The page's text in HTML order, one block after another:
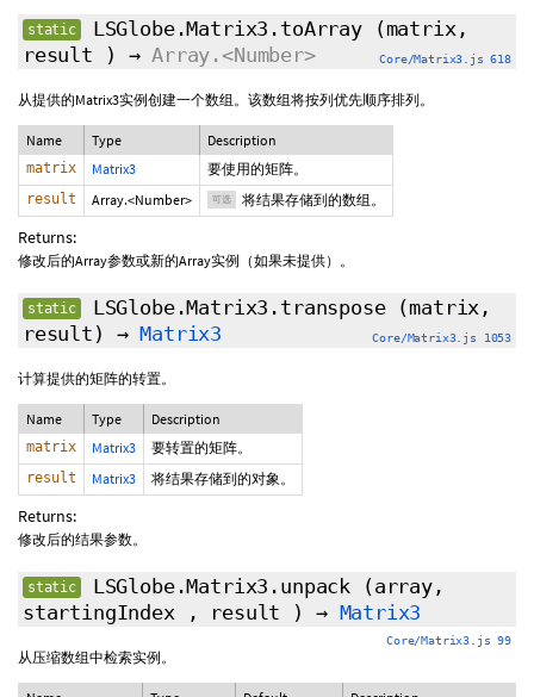
static LSGlobe.Matrix3.toArray
(matrix,
result
) →Array.<Number> Core/Matrix3.js 618
从提供的Matrix3实例创建一个数组。该数组将按列优先顺序排列。
Name Type Description
matrix Matrix3 要使用的矩阵。
result Array.<Number> 可选 将结果存储到的数组。
Returns:
修改后的Array参数或新的Array实例（如果未提供）。
static LSGlobe.Matrix3.transpose (matrix,
result) →Matrix3 Core/Matrix3.js 1053
计算提供的矩阵的转置。
Name Type Description
matrix Matrix3 要转置的矩阵。
result Matrix3 将结果存储到的对象。
Returns:
修改后的结果参数。
static LSGlobe.Matrix3.unpack
(array,
startingIndex
, result ) → Matrix3
Core/Matrix3.js 99
从压缩数组中检索实例。